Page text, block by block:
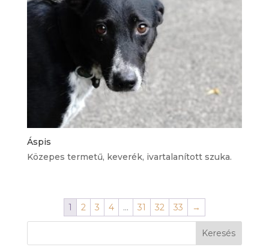
Áspis
Közepes termetű, keverék, ivartalanított szuka.
1 2 3 4 … 31 32 33 →
Keresés